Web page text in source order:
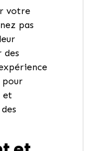
votre
pas
des
pour
et